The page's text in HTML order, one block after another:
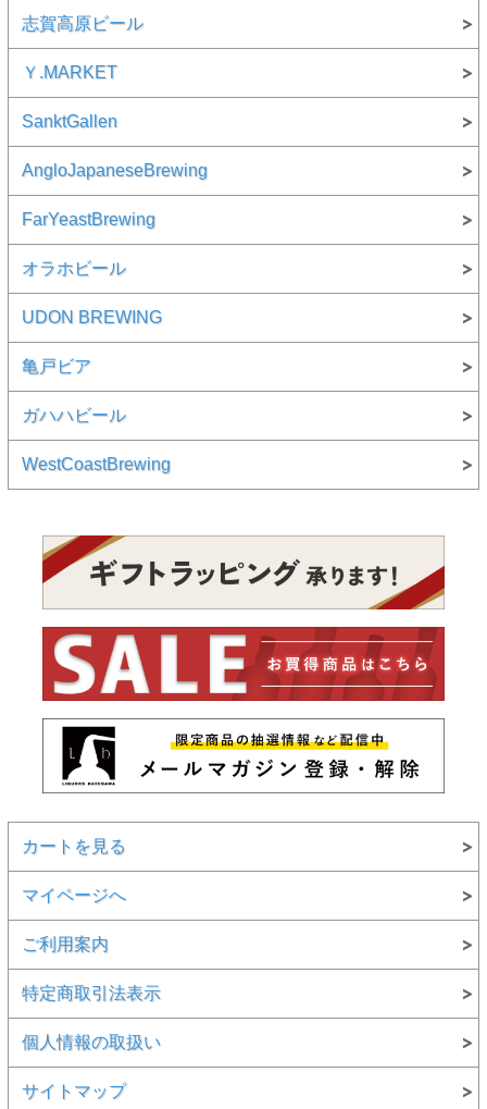
志賀高原ビール
Ｙ.MARKET
SanktGallen
AngloJapaneseBrewing
FarYeastBrewing
オラホビール
UDON BREWING
亀戸ビア
ガハハビール
WestCoastBrewing
カートを見る
マイページへ
ご利用案内
特定商取引法表示
個人情報の取扱い
サイトマップ